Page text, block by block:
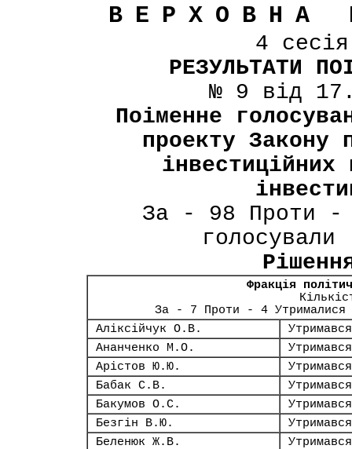
ВЕРХОВНА
4
РЕЗУЛЬТАТИ
№ 9 від
Поіменне
проекту Закону
За - 98 Проти -
Фракція
За - 7 Проти - 4
Аліксійчук О.В.
Утримався
Ананченко М.О.
Утримався
Арістов Ю.Ю.
Утримався
Бабак С.В.
Утримався
Бакумов О.С.
Утримався
Безгін В.Ю.
Утримався
Беленюк Ж.В.
Утримався